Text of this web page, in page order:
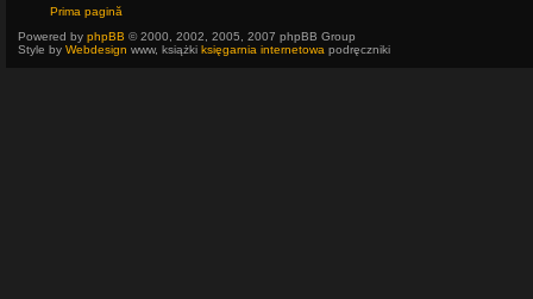
Prima pagină
Powered by phpBB © 2000, 2002, 2005, 2007 phpBB Group
Style by Webdesign www, książki księgarnia internetowa podręczniki